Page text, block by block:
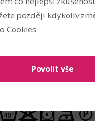
Techniky
šití volnočasových oděvů
později kdykoliv
Cookies
Povolit vše